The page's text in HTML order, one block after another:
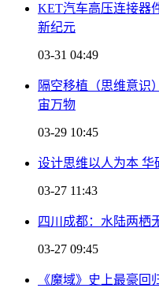
KET汽车高压连接器
新纪元
03-31 04:49
隔空移植（思维意识
宙万物
03-29 10:45
设计思维以人为本 华
03-27 11:43
四川成都：水陆两栖
03-27 09:45
《魔域》史上最豪回